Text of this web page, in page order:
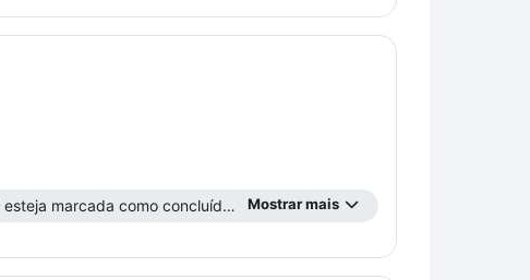
Mostrar mais
esteja marcada como concluída ...